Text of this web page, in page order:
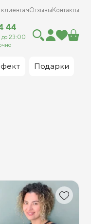
Отзывы Контакты
44
до 23:00
Подарки